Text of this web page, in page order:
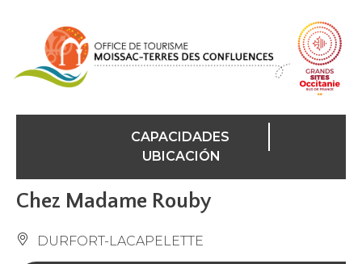
CAPACIDADES
UBICACIÓN
Chez Madame Rouby
DURFORT-LACAPELETTE